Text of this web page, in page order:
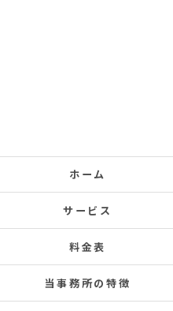
ホーム
サービス
料金表
当事務所の特徴